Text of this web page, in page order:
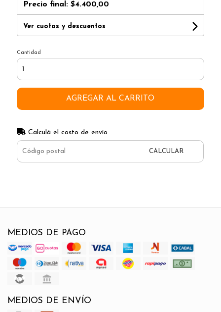
Precio final: $4.400,00
Ver cuotas y descuentos
Cantidad
AGREGAR AL CARRITO
Calculá el costo de envío
CALCULAR
MEDIOS DE PAGO
MEDIOS DE ENVÍO